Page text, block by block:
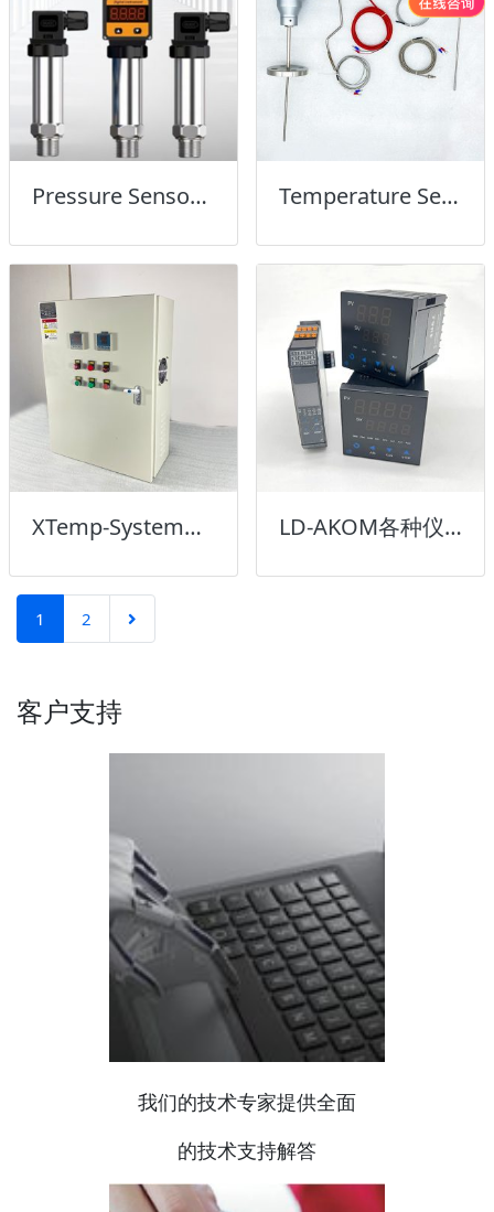
Pressure Sensor压力传感器 Temperature Sensor温度传感器
XTemp-System热控系统 LD-AKOM各种仪表
1 2
客户支持
我们的技术专家提供全面
的技术支持解答